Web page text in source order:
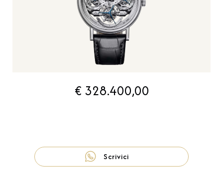
€ 328.400,00
Scrivici